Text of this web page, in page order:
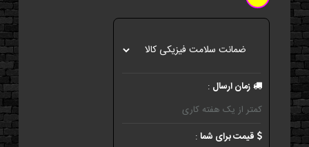
زمان ارسال :
کمتر از یک هفته کاری
قیمت برای شما: